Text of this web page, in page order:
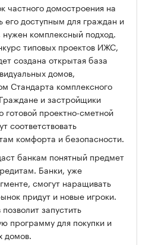
домостроения на
его доступным для граждан и
комплексный подход.
типовых проектов ИЖС,
создана открытая база
домов,
Стандарта комплексного
и застройщики
готовой проектно-сметной
соответствовать
комфорта и безопасности.
банкам понятный предмет
Банки, уже
смогут наращивать
придут и новые игроки.
запустить
программу для покупки и
домов.